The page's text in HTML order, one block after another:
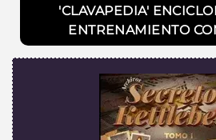
'CLAVAPEDIA'
ENTRENAMIENTO